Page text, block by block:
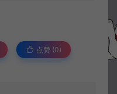
点赞 (0)